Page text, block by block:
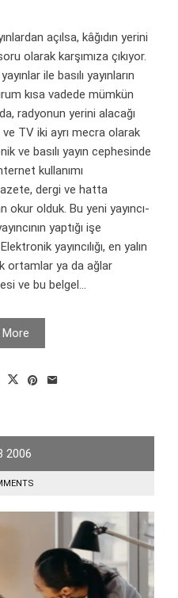
açılsa, kâğıdın yerini
olarak karşımıza çıkıyor.
ile basılı yayınların
kısa vadede mümkün
radyonun yerini alacağı
ve TV iki ayrı mecra olarak
ve basılı yayın cephesinde
kullanımı
dergi ve hatta
okur olduk. Bu yeni yayıncı-
yaptığı işe
yayıncılığı, en yalın
ortamlar ya da ağlar
ve bu belgel...
More
2006